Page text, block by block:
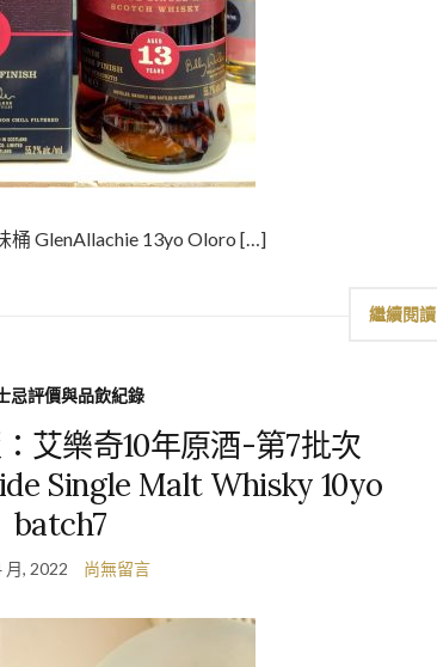
桶 GlenAllachie 13yo Oloro […]
繼續閱讀
忌評價與品飲紀錄
艾樂奇10年原酒-第7批次
Single Malt Whisky 10yo
batch7
月, 2022 尚無留言